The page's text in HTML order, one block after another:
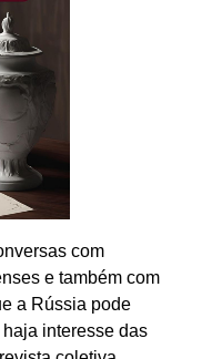
com
e também com
a Rússia pode
interesse das